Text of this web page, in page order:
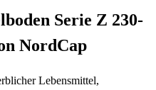
Serie Z 230-
NordCap
Lebensmittel,